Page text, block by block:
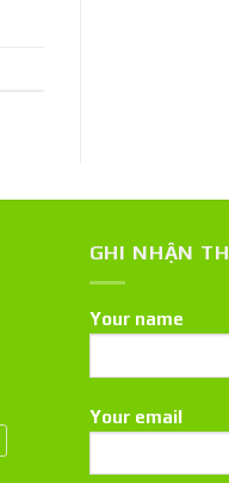
GHI NHẬN
Your name
Your email